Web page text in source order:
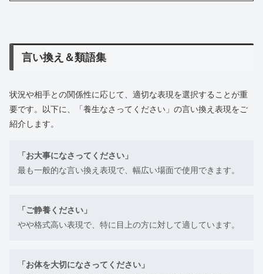
言い換え＆類語集
状況や相手との関係性に応じて、適切な表現を選択することが重
要です。以下に、「養生なさってください」の言い換え表現をご
紹介します。
「お大事になさってください」
最も一般的な言い換え表現で、幅広い場面で使用できます。
「ご静養ください」
やや格式高い表現で、特に目上の方に対して適しています。
「お体を大切になさってください」